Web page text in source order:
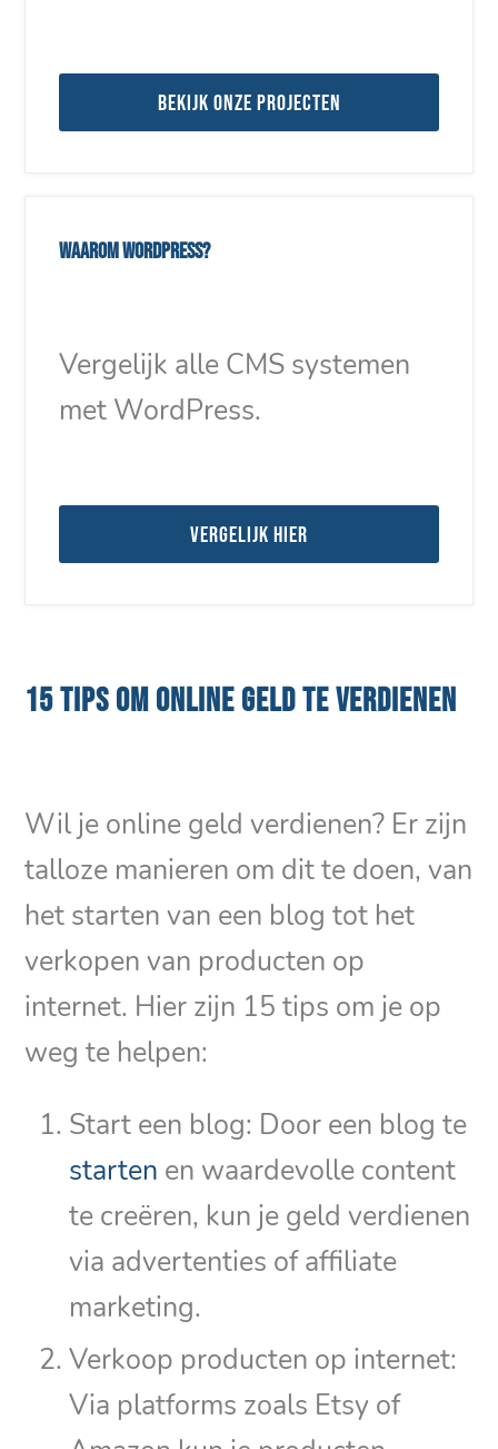
Bekijk onze projecten
Waarom WordPress?
Vergelijk alle CMS systemen
met WordPress.
Vergelijk hier
15 TIPS OM ONLINE GELD TE VERDIENEN
Wil je online geld verdienen? Er zijn
talloze manieren om dit te doen, van
het starten van een blog tot het
verkopen van producten op
internet. Hier zijn 15 tips om je op
weg te helpen:
Start een blog: Door een blog te
starten en waardevolle content
te creëren, kun je geld verdienen
via advertenties of affiliate
marketing.
Verkoop producten op internet:
Via platforms zoals Etsy of